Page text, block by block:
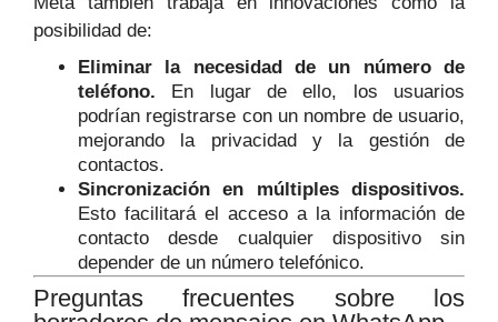
posibilidad de:
Eliminar la necesidad de un número de
teléfono. En lugar de ello, los usuarios
podrían registrarse con un nombre de usuario,
mejorando la privacidad y la gestión de
contactos.
Sincronización en múltiples dispositivos.
Esto facilitará el acceso a la información de
contacto desde cualquier dispositivo sin
depender de un número telefónico.
Preguntas frecuentes sobre los